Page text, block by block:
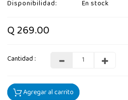
Disponibilidad:
En stock
Q 269.00
Cantidad :
Agregar al carrito